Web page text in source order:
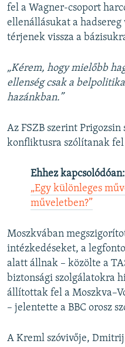
fel a Wagner-csoport
ellenállásukat a hadsereg
térjenek vissza a
„Kérem, hogy mielőbb
ellenség csak a
hazánkban.”
Az FSZB szerint
konfliktusra szólítanak fel
Ehhez kapcsolódóan:
„Egy különleges
műveletben?”
Moszkvában
intézkedéseket, a
alatt állnak – közölte a
biztonsági szolgálatokra
állítottak fel a
– jelentette a BBC orosz
A Kreml szóvivője,